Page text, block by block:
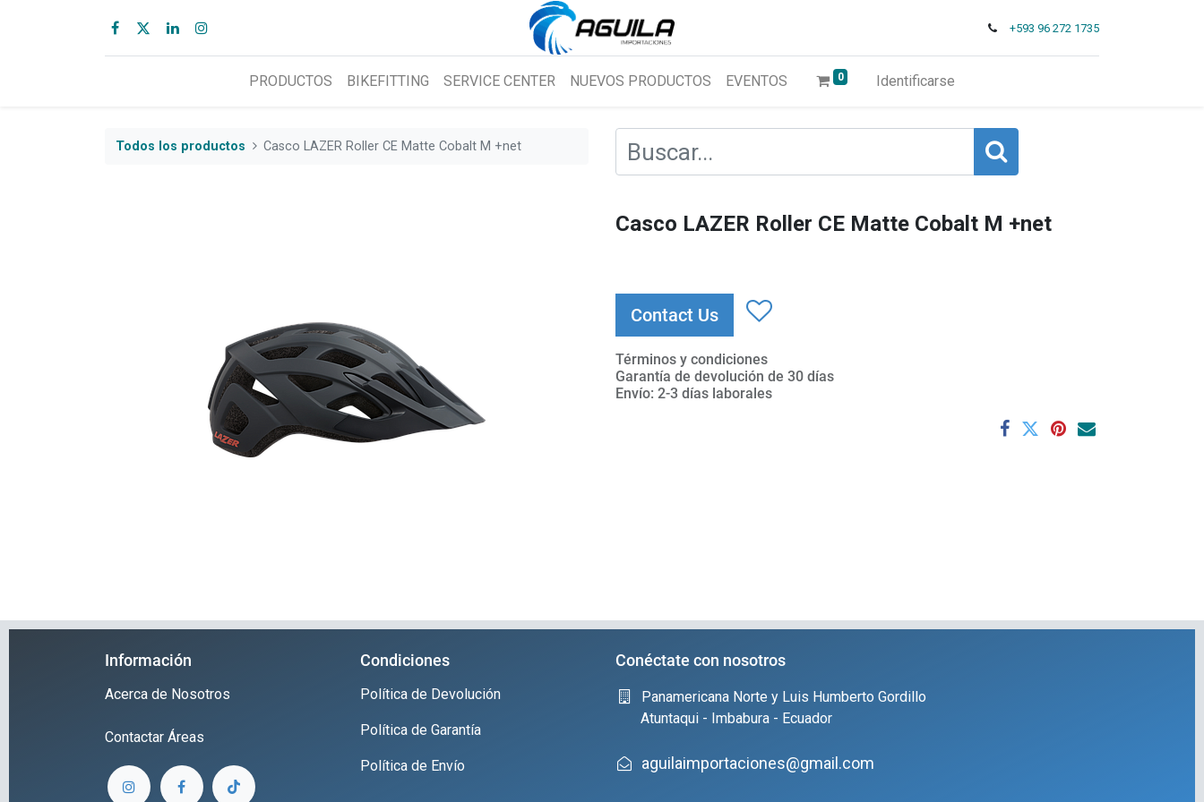
+593 96 272 1735
PRODUCTOS BIKEFITTING SERVICE CENTER NUEVOS PRODUCTOS EVENTOS 0 Identificarse
Todos los productos Casco LAZER Roller CE Matte Cobalt M +net
Casco LAZER Roller CE Matte Cobalt M +net
Contact Us
Términos y condiciones
Garantía de devolución de 30 días
Envío: 2-3 días laborales
Información
Acerca de Nosotros
Contactar Áreas
Condiciones
Política de Devolución
Política de Garantía
Política de Envío
Conéctate con nosotros
Panamericana Norte y Luis Humberto Gordillo
Atuntaqui - Imbabura - Ecuador
aguilaimportaciones@gmail.com